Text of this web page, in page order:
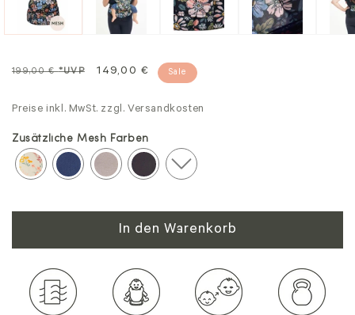
Normalpreis
199,00 €*UVP Sale
149,00 € Sale
Preise inkl. MwSt. zzgl. Versandkosten
Zusätzliche Mesh Farben
In den Warenkorb